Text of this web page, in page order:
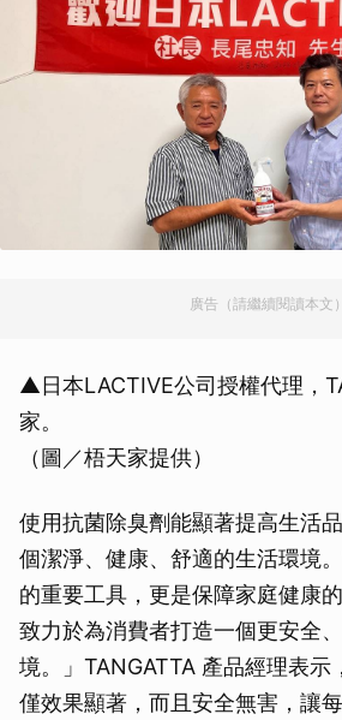
廣告（請繼續閱讀本文）
▲日本LACTIVE公司授權代理，
家。
（圖／梧天家提供）
使用抗菌除臭劑能顯著提高生活
個潔淨、健康、舒適的生活環境
的重要工具，更是保障家庭健康
致力於為消費者打造一個更安全
境。」TANGATTA 產品經理表示
僅效果顯著，而且安全無害，讓